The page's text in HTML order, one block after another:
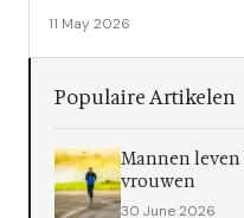
11 May 2026
Populaire Artikelen
Mannen
vrouwen
30 June 2026